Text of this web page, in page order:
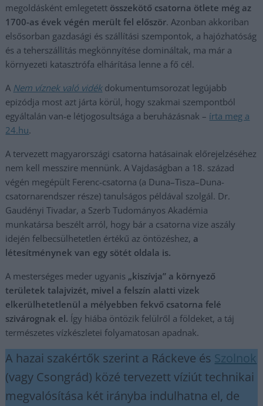
megoldásként emlegetett összekötő csatorna ötlete még az
1700-as évek végén merült fel először. Azonban akkoriban
elsősorban gazdasági és szállítási szempontok, a hajózhatóság
és a teherszállítás megkönnyítése domináltak, ma már a
környezeti katasztrófa elhárítása lenne a fő cél.
A Nem víznek való vidékdokumentumsorozat legújabb
epizódja most azt járta körül, hogy szakmai szempontból
egyáltalán van-e létjogosultsága a beruházásnak – írta meg a
24.hu.
A tervezett magyarországi csatorna hatásainak előrejelzéséhez
nem kell messzire mennünk. A Vajdaságban a 18. század
végén megépült Ferenc-csatorna (a Duna–Tisza–Duna-
csatornarendszer része) tanulságos példával szolgál. Dr.
Gaudényi Tivadar, a Szerb Tudományos Akadémia
munkatársa beszélt arról, hogy bár a csatorna vize aszály
idején felbecsülhetetlen értékű az öntözéshez, a
létesítménynek van egy sötét oldala is.
A mesterséges meder ugyanis „kiszívja” a környező
területek talajvizét, mivel a felszín alatti vizek
elkerülhetetlenül a mélyebben fekvő csatorna felé
szivárognak el. Így hiába öntözik felülről a földeket, a táj
természetes vízkészletei folyamatosan apadnak.
A hazai szakértők szerint a Ráckeve és Szolnok
(vagy Csongrád) közé tervezett víziút technikai
megvalósítása két irányba indulhatna el, de